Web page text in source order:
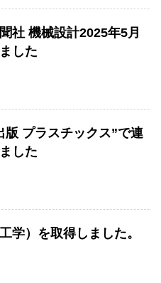
社 機械設計2025年5月
した
版 プラスチックス”で連
した
学）を取得しました。